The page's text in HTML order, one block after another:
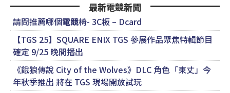
最新電競新聞
請問推薦哪個電競椅- 3C板 – Dcard
【TGS 25】SQUARE ENIX TGS 參展作品聚焦特輯節目
確定 9/25 晚間播出
《餓狼傳說 City of the Wolves》DLC 角色「東丈」今
年秋季推出 將在 TGS 現場開放試玩